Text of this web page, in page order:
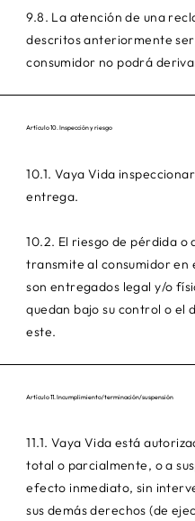
9.8. La atención de una
descritos anteriormente
consumidor no podrá
Artículo 10. Inspección y riesgo
10.1. Vaya Vida
entrega.
10.2. El riesgo de pérdida o
transmite al consumidor en
son entregados legal y/o
quedan bajo su control o el
este.
Artículo 11. Incumplimiento/terminación/suspensión
11.1. Vaya Vida está
total o parcialmente, o a
efecto inmediato, sin
sus demás derechos (de